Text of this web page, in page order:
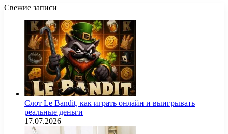
Свежие записи
Слот Le Bandit, как играть онлайн и выигрывать
реальные деньги
17.07.2026